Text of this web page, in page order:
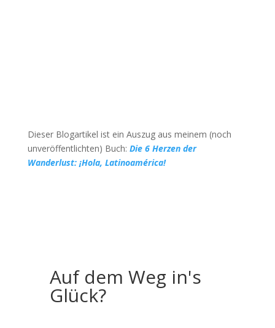
Dieser Blogartikel ist ein Auszug aus meinem (noch
unveröffentlichten) Buch: Die 6 Herzen der
Wanderlust: ¡Hola, Latinoamérica!
Auf dem Weg in's
Glück?